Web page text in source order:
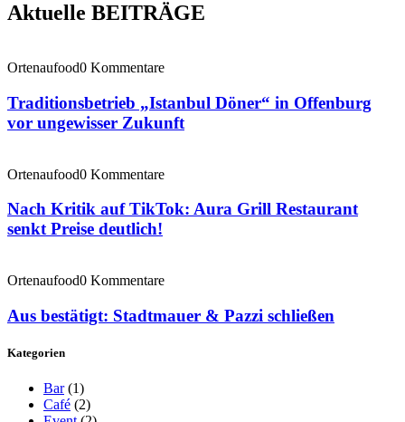
Aktuelle BEITRÄGE
Ortenaufood0 Kommentare
Traditionsbetrieb „Istanbul Döner“ in Offenburg
vor ungewisser Zukunft
Ortenaufood0 Kommentare
Nach Kritik auf TikTok: Aura Grill Restaurant
senkt Preise deutlich!
Ortenaufood0 Kommentare
Aus bestätigt: Stadtmauer & Pazzi schließen
Kategorien
Bar (1)
Café (2)